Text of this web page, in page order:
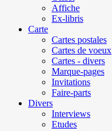
Affiche
Ex-libris
Carte
Cartes postales
Cartes de voeux
Cartes - divers
Marque-pages
Invitations
Faire-parts
Divers
Interviews
Etudes